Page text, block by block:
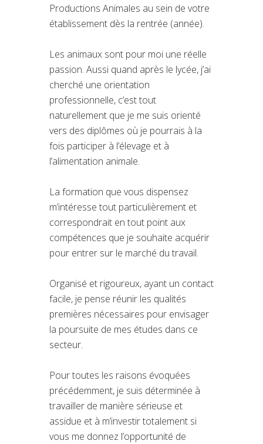
Productions Animales au sein de votre
établissement dès la rentrée (année).
Les animaux sont pour moi une réelle
passion. Aussi quand après le lycée, j’ai
cherché une orientation
professionnelle, c’est tout
naturellement que je me suis orienté
vers des diplômes où je pourrais à la
fois participer à l’élevage et à
l’alimentation animale.
La formation que vous dispensez
m’intéresse tout particulièrement et
correspondrait en tout point aux
compétences que je souhaite acquérir
pour entrer sur le marché du travail.
Organisé et rigoureux, ayant un contact
facile, je pense réunir les qualités
premières nécessaires pour envisager
la poursuite de mes études dans ce
secteur.
Pour toutes les raisons évoquées
précédemment, je suis déterminée à
travailler de manière sérieuse et
assidue et à m’investir totalement si
vous me donnez l’opportunité de